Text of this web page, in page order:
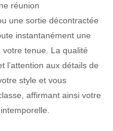
réunion
une sortie décontractée
instantanément une
votre tenue. La qualité
l’attention aux détails de
style et vous
affirmant ainsi votre